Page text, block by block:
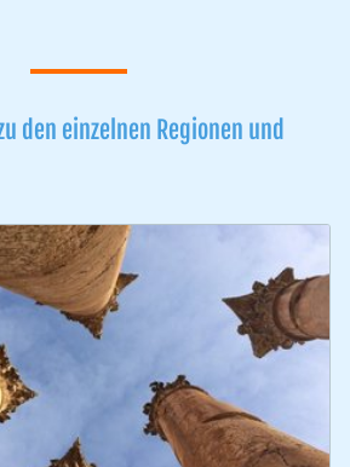
den einzelnen Regionen und